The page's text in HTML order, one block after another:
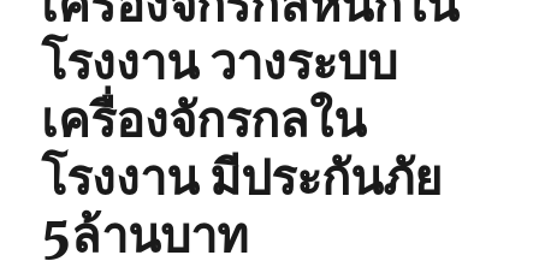
โรงงาน วางระบบ
เครื่องจักรกลใน
โรงงาน มีประกันภัย
5ล้านบาท